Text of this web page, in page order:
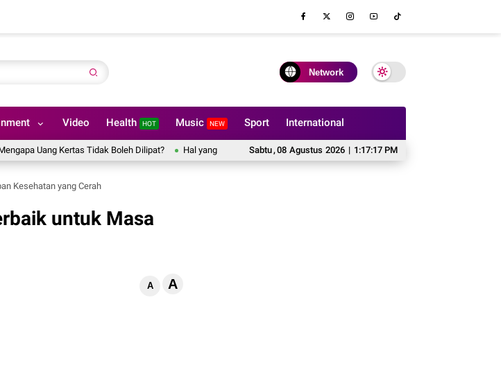
Network
Video Health HOT Music NEW Sport International
Sabtu,08 Agustus 2026 | 1:17:17 PM
Uang Kertas Tidak Boleh Dilipat? Hal yang Harus Dipertimbangkan Sebelum Memesan Sofa Custom
Kesehatan yang Cerah
untuk Masa
A A